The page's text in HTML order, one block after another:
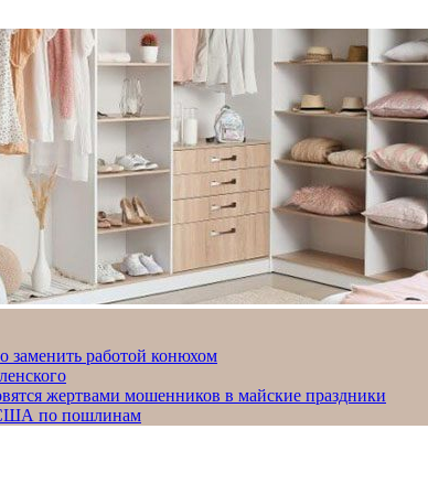
заменить работой конюхом
жертвами мошенников в майские праздники
США по пошлинам